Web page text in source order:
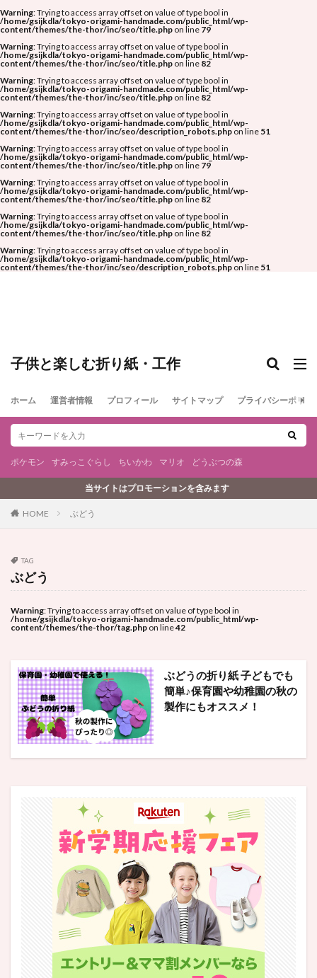
Warning: Trying to access array offset on value of type bool in
/home/gsijkdla/tokyo-origami-handmade.com/public_html/wp-
content/themes/the-thor/inc/seo/title.php on line 79
Warning: Trying to access array offset on value of type bool in
/home/gsijkdla/tokyo-origami-handmade.com/public_html/wp-
content/themes/the-thor/inc/seo/title.php on line 82
Warning: Trying to access array offset on value of type bool in
/home/gsijkdla/tokyo-origami-handmade.com/public_html/wp-
content/themes/the-thor/inc/seo/title.php on line 82
Warning: Trying to access array offset on value of type bool in
/home/gsijkdla/tokyo-origami-handmade.com/public_html/wp-
content/themes/the-thor/inc/seo/description_robots.php on line 51
Warning: Trying to access array offset on value of type bool in
/home/gsijkdla/tokyo-origami-handmade.com/public_html/wp-
content/themes/the-thor/inc/seo/title.php on line 79
Warning: Trying to access array offset on value of type bool in
/home/gsijkdla/tokyo-origami-handmade.com/public_html/wp-
content/themes/the-thor/inc/seo/title.php on line 82
Warning: Trying to access array offset on value of type bool in
/home/gsijkdla/tokyo-origami-handmade.com/public_html/wp-
content/themes/the-thor/inc/seo/title.php on line 82
Warning: Trying to access array offset on value of type bool in
/home/gsijkdla/tokyo-origami-handmade.com/public_html/wp-
content/themes/the-thor/inc/seo/description_robots.php on line 51
子供と楽しむ折り紙・工作
ホーム 運営者情報 プロフィール サイトマップ プライバシーポリシ
ポケモン すみっこぐらし ちいかわ マリオ どうぶつの森
当サイトはプロモーションを含みます
HOME ぶどう
TAG
ぶどう
Warning: Trying to access array offset on value of type bool in
/home/gsijkdla/tokyo-origami-handmade.com/public_html/wp-
content/themes/the-thor/tag.php on line42
ぶどうの折り紙 子どもでも
簡単♪保育園や幼稚園の秋の
製作にもオススメ！